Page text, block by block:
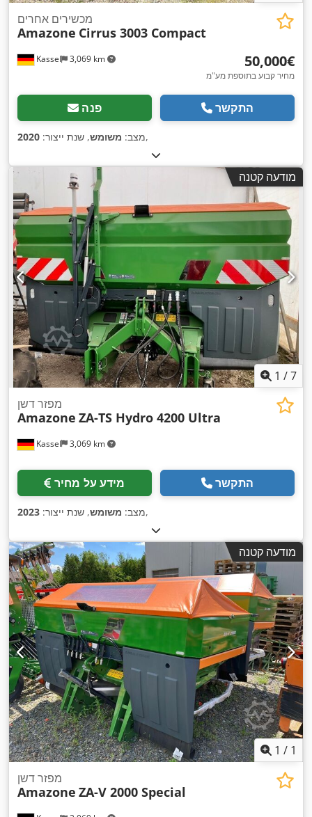
Kassel 3,069 km
מכשירים אחרים
Amazone Cirrus 3003 Compact
‏50,000 ‏€
מחיר קבוע בתוספת מע"מ
פנה התקשר
מצב: משומש, שנת ייצור: 2020 ,
מודעה קטנה
1 /7
Kassel 3,069 km
מפזר דשן
Amazone ZA-TS Hydro 4200 Ultra
מידע על מחיר התקשר
מצב: משומש, שנת ייצור: 2023 ,
מודעה קטנה
1 / 1
מפזר דשן
Amazone ZA-V 2000 Special